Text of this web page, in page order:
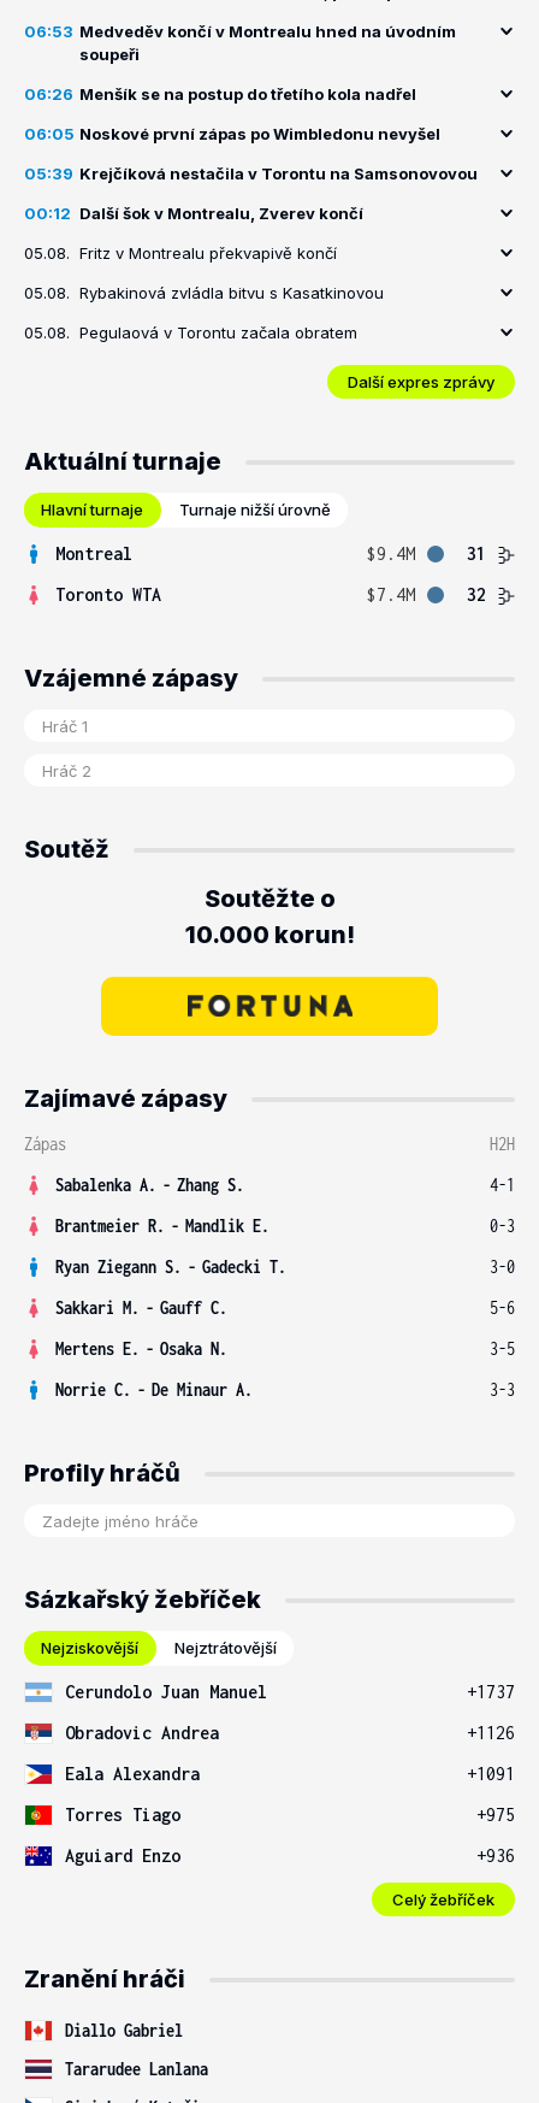
06:53 Medveděv končí v Montrealu hned na úvodním
soupeři
06:26 Menšík se na postup do třetího kola nadřel
06:05 Noskové první zápas po Wimbledonu nevyšel
05:39 Krejčíková nestačila v Torontu na Samsonovovou
00:12 Další šok v Montrealu, Zverev končí
05.08. Fritz v Montrealu překvapivě končí
05.08. Rybakinová zvládla bitvu s Kasatkinovou
05.08. Pegulaová v Torontu začala obratem
Další expres zprávy
Aktuální turnaje
Hlavní turnaje Turnaje nižší úrovně
Montreal $9.4M
31
Toronto WTA
$7.4M 32
Vzájemné zápasy
Soutěž
Soutěžte o
10.000 korun!
Zajímavé zápasy
Zápas
H2H
Sabalenka A. - Zhang S.
4-1
Brantmeier R. - Mandlik E.
0-3
Ryan Ziegann S. - Gadecki T.
3-0
Sakkari M. - Gauff C.
5-6
Mertens E. - Osaka N.
3-5
Norrie C. - De Minaur A. 3-3
Profily hráčů
Sázkařský žebříček
Nejziskovější Nejztrátovější
Cerundolo Juan Manuel
+1737
Obradovic Andrea
+1126
Eala Alexandra
+1091
Torres Tiago
+975
Aguiard Enzo
+936
Celý žebříček
Zranění hráči
Diallo Gabriel
Tararudee Lanlana